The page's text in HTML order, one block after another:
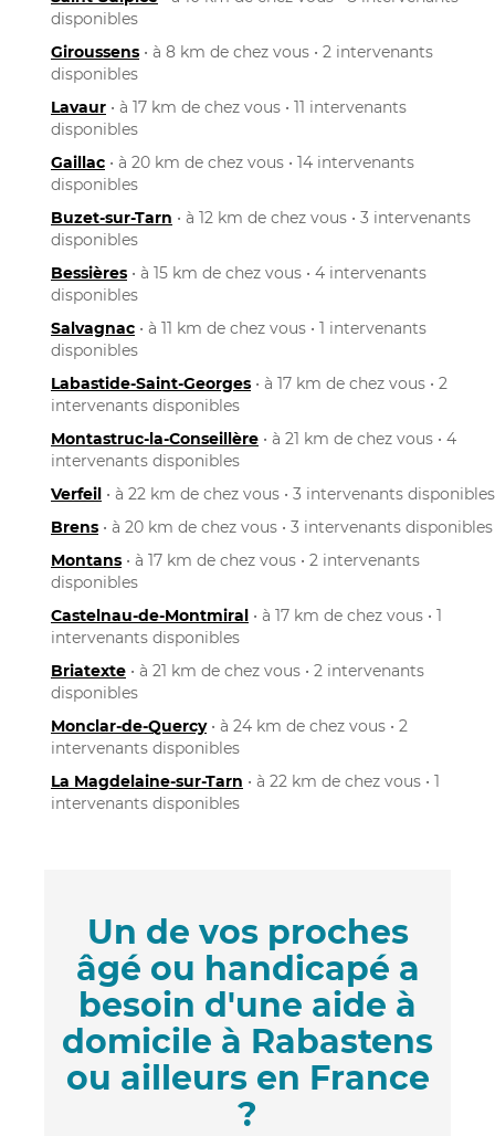
disponibles
Giroussens • à 8 km de chez vous • 2 intervenants
disponibles
Lavaur • à 17 km de chez vous • 11 intervenants
disponibles
Gaillac • à 20 km de chez vous • 14 intervenants
disponibles
Buzet-sur-Tarn • à 12 km de chez vous • 3 intervenants
disponibles
Bessières • à 15 km de chez vous • 4 intervenants
disponibles
Salvagnac • à 11 km de chez vous • 1 intervenants
disponibles
Labastide-Saint-Georges • à 17 km de chez vous • 2
intervenants disponibles
Montastruc-la-Conseillère • à 21 km de chez vous • 4
intervenants disponibles
Verfeil • à 22 km de chez vous • 3 intervenants disponibles
Brens • à 20 km de chez vous • 3 intervenants disponibles
Montans • à 17 km de chez vous • 2 intervenants
disponibles
Castelnau-de-Montmiral • à 17 km de chez vous • 1
intervenants disponibles
Briatexte • à 21 km de chez vous • 2 intervenants
disponibles
Monclar-de-Quercy• à 24 km de chez vous • 2
intervenants disponibles
La Magdelaine-sur-Tarn • à 22 km de chez vous • 1
intervenants disponibles
Un de vos proches
âgé ou handicapé a
besoin d'une aide à
domicile à Rabastens
ou ailleurs en France
?